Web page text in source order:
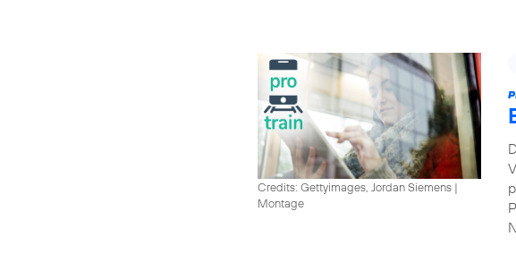
Credits: Gettyimages, Jordan Siemens |
Montage